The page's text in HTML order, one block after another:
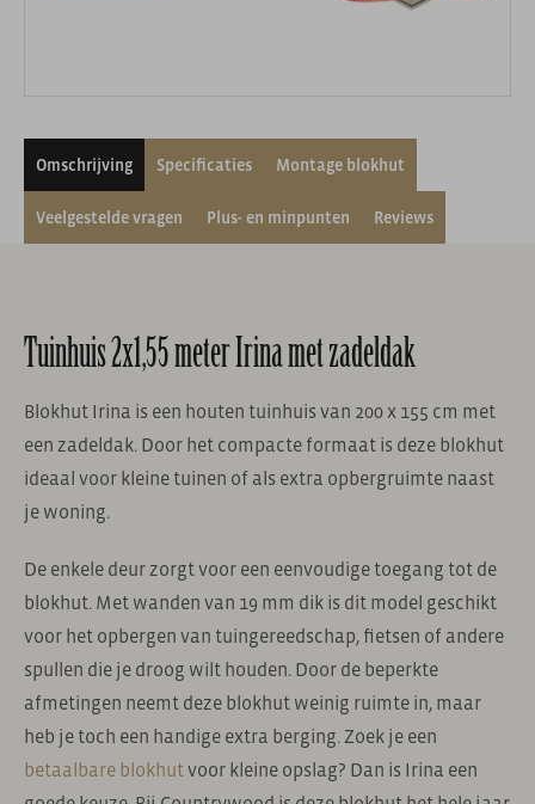
Omschrijving Specificaties Montage blokhut
Veelgestelde vragen Plus- en minpunten Reviews
Tuinhuis 2x1,55 meter Irina met zadeldak
Blokhut Irina is een houten tuinhuis van 200 x 155 cm met
een zadeldak. Door het compacte formaat is deze blokhut
ideaal voor kleine tuinen of als extra opbergruimte naast
je woning.
De enkele deur zorgt voor een eenvoudige toegang tot de
blokhut. Met wanden van 19 mm dik is dit model geschikt
voor het opbergen van tuingereedschap, fietsen of andere
spullen die je droog wilt houden. Door de beperkte
afmetingen neemt deze blokhut weinig ruimte in, maar
heb je toch een handige extra berging. Zoek je een
betaalbare blokhut voor kleine opslag? Dan is Irina een